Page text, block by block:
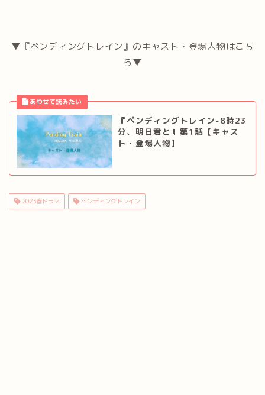
▼『ペンディングトレイン』のキャスト・登場人物はこち
ら▼
『ペンディングトレイン-8時23
分、明日君と』第1話【キャス
ト・登場人物】
2023春ドラマ ペンディングトレイン